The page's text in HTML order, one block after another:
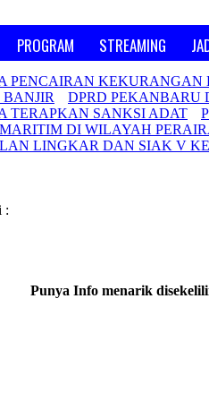
PROGRAM STREAMING
PENCAIRAN KEKURANGAN
DPRD PEKANBARU
TERAPKAN SANKSI ADAT
DI WILAYAH
LINGKAR DAN SIAK V
:
Punya Info menarik